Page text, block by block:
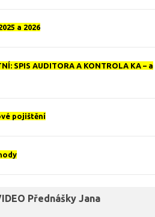
a 2026
SPIS AUDITORA A KONTROLA KA – a
pojištění
Přednášky Jana